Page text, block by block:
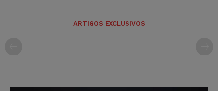
ARTIGOS EXCLUSIVOS